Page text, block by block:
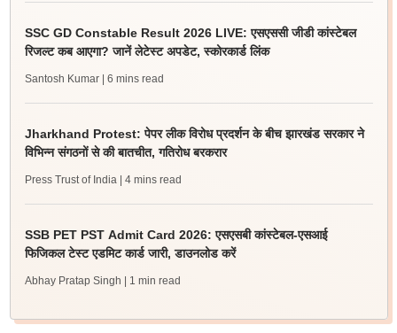
SSC GD Constable Result 2026 LIVE: एसएससी जीडी कांस्टेबल
रिजल्ट कब आएगा? जानें लेटेस्ट अपडेट, स्कोरकार्ड लिंक
Santosh Kumar | 6 mins read
Jharkhand Protest: पेपर लीक विरोध प्रदर्शन के बीच झारखंड सरकार ने
विभिन्न संगठनों से की बातचीत, गतिरोध बरकरार
Press Trust of India | 4 mins read
SSB PET PST Admit Card 2026: एसएसबी कांस्टेबल-एसआई
फिजिकल टेस्ट एडमिट कार्ड जारी, डाउनलोड करें
Abhay Pratap Singh | 1 min read